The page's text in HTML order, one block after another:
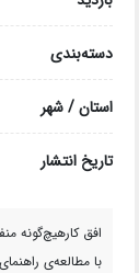
دسته‌بندی
استان / شهر
تاریخ انتشار
افق کارهیچ‌گونه
با مطالعه‌ی